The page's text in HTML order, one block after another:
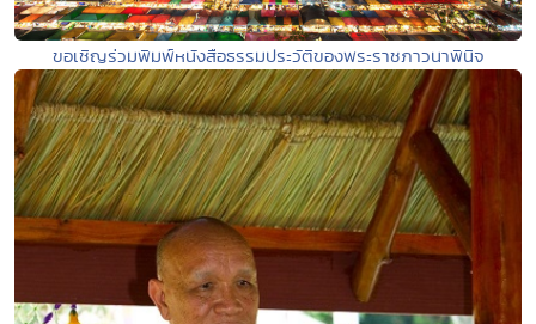
ขอเชิญร่วมพิมพ์หนังสือธรรมประวัติของพระราชภาวนาพินิจ